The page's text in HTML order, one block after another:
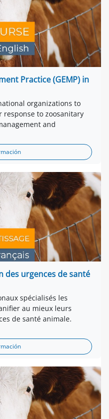
Practice (GEMP) in
organizations to
to zoosanitary
and
des urgences de santé
spécialisés les
au mieux leurs
de santé animale.